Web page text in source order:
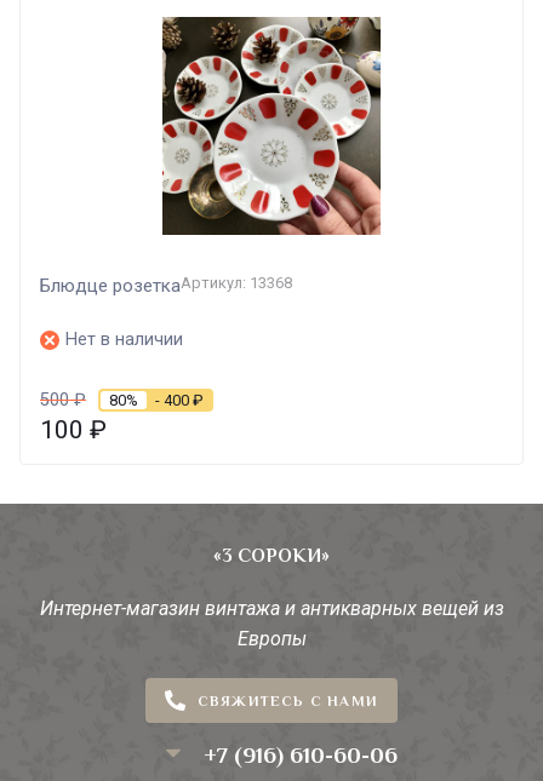
Блюдце розеткаАртикул: 13368
Нет в наличии
500₽ 80% - 400 ₽
100 ₽
«3 СОРОКИ»
Интернет-магазин винтажа и антикварных вещей из
Европы
СВЯЖИТЕСЬ С НАМИ
+7 (916) 610-60-06